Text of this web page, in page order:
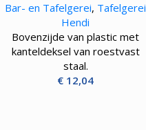
Bar- en Tafelgerei, Tafelgerei
Hendi
Bovenzijde van plastic met
kanteldeksel van roestvast
staal.
€ 12,04